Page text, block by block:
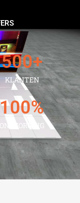
KLANTEN
500+
ONTZORGING
100%